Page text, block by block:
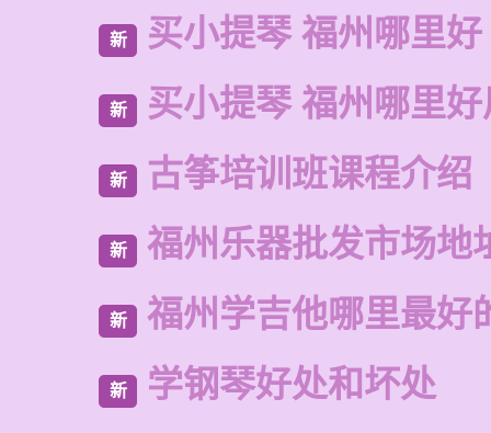
新 买小提琴 福州哪里好
新 买小提琴 福州哪里
新 古筝培训班课程介绍
新 福州乐器批发市场地
新 福州学吉他哪里最好
新 学钢琴好处和坏处